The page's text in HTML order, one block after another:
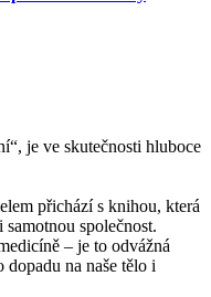
je ve skutečnosti hluboce
přichází s knihou, která
společnost.
– je to odvážná
na naše tělo i